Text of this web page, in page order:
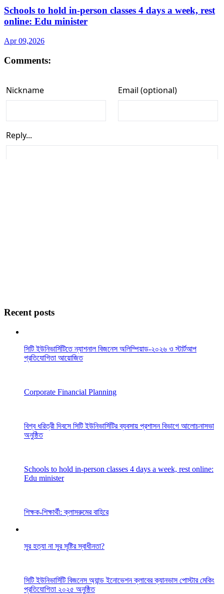
Schools to hold in-person classes 4 days a week, rest
online: Edu minister
Apr 09,2026
Comments:
Recent posts
সিটি ইউনিভার্সিটিতে ন্যাশনাল বিজনেস অলিম্পিয়াড-২০২৬ ও স্টার্টআপ
প্রতিযোগিতা আয়োজিত
Corporate Financial Planning
বিশ্ব ধরিত্রী দিবসে সিটি ইউনিভার্সিটির ব্যবসায় প্রশাসন বিভাগে আলোচনাসভা
অনুষ্ঠিত
Schools to hold in-person classes 4 days a week, rest online:
Edu minister
শিক্ষক-শিক্ষার্থী: ক্লাসরুমের বাহিরে
সুর হত্যা না সুর সৃষ্টির স্বাধীনতা?
সিটি ইউনিভার্সিটি বিজনেস অ্যান্ড ইনোভেশন ক্লাবের ক্যানভাস পোস্টার মেকিং
প্রতিযোগিতা ২০২৫ অনুষ্ঠিত